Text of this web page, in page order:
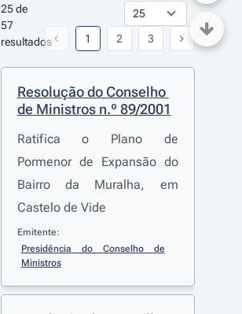
25 de
57
resultados
1 2 3
Resolução do Conselho
de Ministros n.º 89/2001
Ratifica o Plano de
Pormenor de Expansão do
Bairro da Muralha, em
Castelo de Vide
Emitente:
Presidência do Conselho de
Ministros